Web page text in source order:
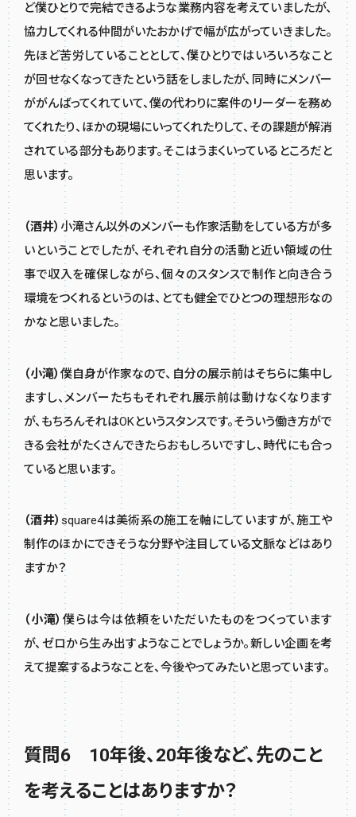
ど僕ひとりで完結できるような業務内容を考えていましたが、
協力してくれる仲間がいたおかげで幅が広がっていきました。
先ほど苦労していることとして、僕ひとりではいろいろなこと
が回せなくなってきたという話をしましたが、同時にメンバー
ががんばってくれていて、僕の代わりに案件のリーダーを務め
てくれたり、ほかの現場にいってくれたりして、その課題が解消
されている部分もあります。そこはうまくいっているところだと
思います。
（酒井） 小滝さん以外のメンバーも作家活動をしている方が多
いということでしたが、それぞれ自分の活動と近い領域の仕
事で収入を確保しながら、個々のスタンスで制作と向き合う
環境をつくれるというのは、とても健全でひとつの理想形なの
かなと思いました。
（小滝）僕自身が作家なので、自分の展示前はそちらに集中し
ますし、メンバーたちもそれぞれ展示前は動けなくなります
が、もちろんそれはOKというスタンスです。そういう働き方がで
きる会社がたくさんできたらおもしろいですし、時代にも合っ
ていると思います。
（酒井）square4は美術系の施工を軸にしていますが、施工や
制作のほかにできそうな分野や注目している文脈などはあり
ますか？
（小滝）僕らは今は依頼をいただいたものをつくっています
が、ゼロから生み出すようなことでしょうか。新しい企画を考
えて提案するようなことを、今後やってみたいと思っています。
質問6 10年後、20年後など、先のこと
を考えることはありますか？